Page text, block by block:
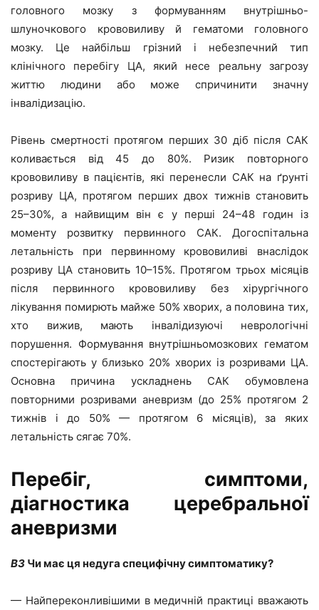
головного мозку з формуванням внутрішньо-
шлуночкового крововиливу й гематоми головного
мозку. Це найбільш грізний і небезпечний тип
клінічного перебігу ЦА, який несе реальну загрозу
життю людини або може спричинити значну
інвалідизацію.
Рівень смертності протягом перших 30 діб після САК
коливається від 45 до 80%. Ризик повторного
крововиливу в пацієнтів, які перенесли САК на ґрунті
розриву ЦА, протягом перших двох тижнів становить
25–30%, а найвищим він є у перші 24–48 годин із
моменту розвитку первинного САК. Догоспітальна
летальність при первинному крововиливі внаслідок
розриву ЦА становить 10–15%. Протягом трьох місяців
після первинного крововиливу без хірургічного
лікування помирють майже 50% хворих, а половина тих,
хто вижив, мають інвалідизуючі неврологічні
порушення. Формування внутрішньомозкових гематом
спостерігають у близько 20% хворих із розривами ЦА.
Основна причина ускладнень САК обумовлена
повторними розривами аневризм (до 25% протягом 2
тижнів і до 50% — протягом 6 місяців), за яких
летальність сягає 70%.
Перебіг, симптоми,
діагностика церебральної
аневризми
ВЗ Чи має ця недуга специфічну симптоматику?
— Найпереконливішими в медичній практиці вважають